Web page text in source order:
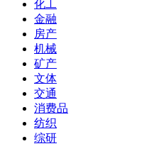
化工
金融
房产
机械
矿产
文体
交通
消费品
纺织
综研